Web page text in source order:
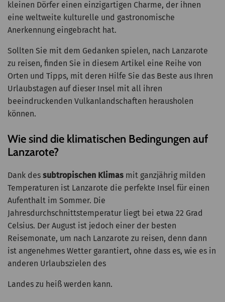
kleinen Dörfer einen einzigartigen Charme, der ihnen
eine weltweite kulturelle und gastronomische
Anerkennung eingebracht hat.
Sollten Sie mit dem Gedanken spielen, nach Lanzarote
zu reisen, finden Sie in diesem Artikel eine Reihe von
Orten und Tipps, mit deren Hilfe Sie das Beste aus Ihren
Urlaubstagen auf dieser Insel mit all ihren
beeindruckenden Vulkanlandschaften herausholen
können.
Wie sind die klimatischen Bedingungen auf
Lanzarote?
Dank des subtropischen Klimas mit ganzjährig milden
Temperaturen ist Lanzarote die perfekte Insel für einen
Aufenthalt im Sommer. Die
Jahresdurchschnittstemperatur liegt bei etwa 22 Grad
Celsius. Der August ist jedoch einer der besten
Reisemonate, um nach Lanzarote zu reisen, denn dann
ist angenehmes Wetter garantiert, ohne dass es, wie es in
anderen Urlaubszielen des
Landes zu heiß werden kann.